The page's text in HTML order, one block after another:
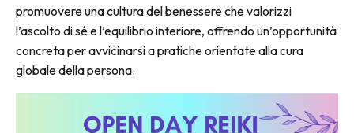
promuovere una cultura del benessere che valorizzi
l’ascolto di sé e l’equilibrio interiore, offrendo un’opportunità
concreta per avvicinarsi a pratiche orientate alla cura
globale della persona.